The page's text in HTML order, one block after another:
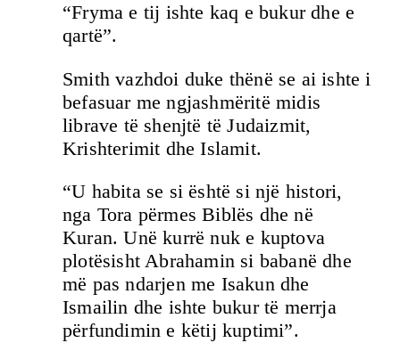
“Fryma e tij ishte kaq e bukur dhe e
qartë”.
Smith vazhdoi duke thënë se ai ishte i
befasuar me ngjashmëritë midis
librave të shenjtë të Judaizmit,
Krishterimit dhe Islamit.
“U habita se si është si një histori,
nga Tora përmes Biblës dhe në
Kuran. Unë kurrë nuk e kuptova
plotësisht Abrahamin si babanë dhe
më pas ndarjen me Isakun dhe
Ismailin dhe ishte bukur të merrja
përfundimin e këtij kuptimi”.